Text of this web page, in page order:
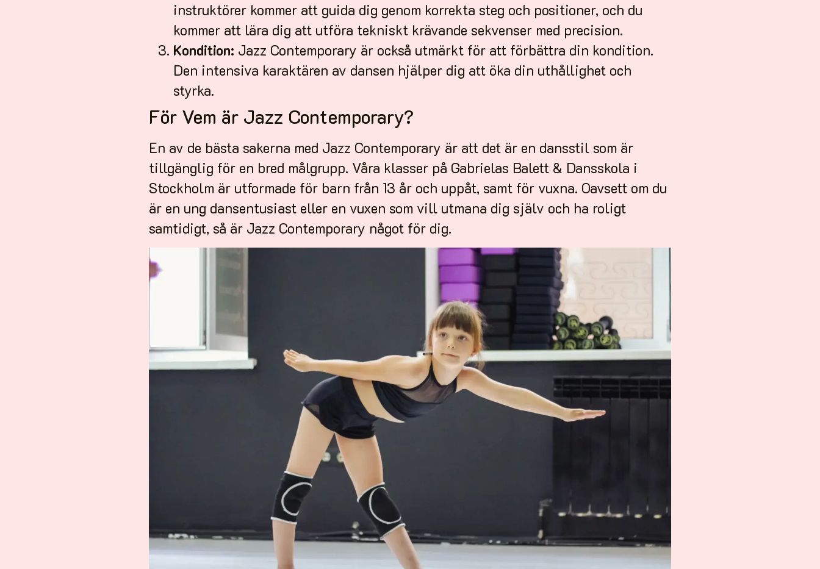
instruktörer kommer att guida dig genom korrekta steg och positioner, och du
kommer att lära dig att utföra tekniskt krävande sekvenser med precision.
Kondition: Jazz Contemporary är också utmärkt för att förbättra din kondition.
Den intensiva karaktären av dansen hjälper dig att öka din uthållighet och
styrka.
För Vem är Jazz Contemporary?
En av de bästa sakerna med Jazz Contemporary är att det är en dansstil som är
tillgänglig för en bred målgrupp. Våra klasser på Gabrielas Balett & Dansskola i
Stockholm är utformade för barn från 13 år och uppåt, samt för vuxna. Oavsett om du
är en ung dansentusiast eller en vuxen som vill utmana dig själv och ha roligt
samtidigt, så är Jazz Contemporary något för dig.